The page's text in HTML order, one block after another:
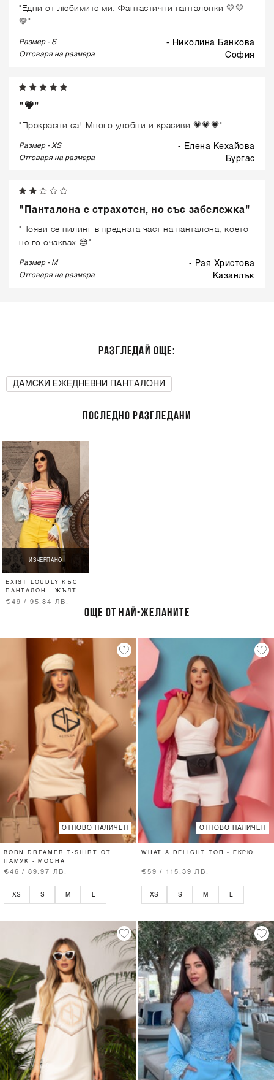
"Едни от любимите ми. Фантастични панталонки 💛💛
💛"
Размер - S - Николина Банкова
Отговаря на размера софия
"💗"
"Прекрасни са! Много удобни и красиви 💗💗💗"
Размер - XS - Елена Кехайова
Отговаря на размера бургас
"Панталона е страхотен, но със забележка"
"Появи се пилинг в предната част на панталона, което
не го очаквах 😒"
Размер - M - Рая Христова
Отговаря на размера казанлък
РАЗГЛЕДАЙ ОЩЕ:
ДАМСКИ ЕЖЕДНЕВНИ ПАНТАЛОНИ
ПОСЛЕДНО РАЗГЛЕДАНИ
ИЗЧЕРПАНО
EXIST LOUDLY КЪС
ПАНТАЛОН - ЖЪЛТ
€49 / 95.84 ЛВ.
ОЩЕ ОТ НАЙ-ЖЕЛАНИТЕ
ОТНОВО НАЛИЧЕН
BORN DREAMER T-SHIRT ОТ
ПАМУК - MOCHA
€46 / 89.97 ЛВ.
XS S M L
ОТНОВО НАЛИЧЕН
WHAT A DELIGHT ТОП - ЕКРЮ
€59 / 115.39 ЛВ.
XS S M L